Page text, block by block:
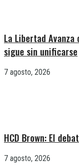
La Libertad
sigue sin unificarse
7 agosto, 2026
HCD Brown: El
7 agosto, 2026